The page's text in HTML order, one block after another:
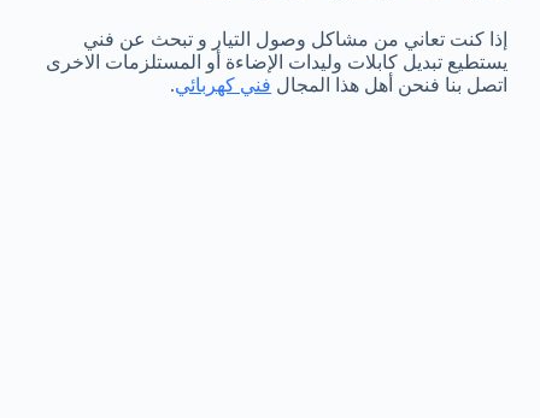
إذا كنت تعاني من مشاكل وصول التيار و تبحث عن فني
يستطيع تبديل كابلات وليدات الإضاءة أو المستلزمات الاخرى
اتصل بنا فنحن أهل هذا المجال فني كهربائي.